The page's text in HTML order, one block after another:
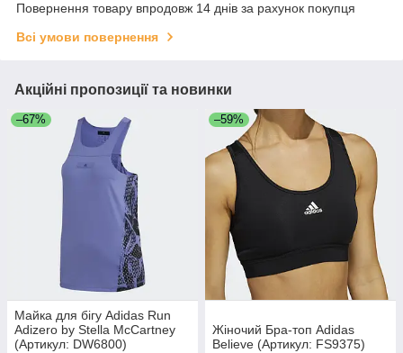
Повернення товару впродовж 14 днів за рахунок покупця
Всі умови повернення
Акційні пропозиції та новинки
–67%
Майка для бігу Adidas Run
Adizero by Stella McCartney
(Артикул: DW6800)
–59%
Жіночий Бра-топ Adidas
Believe (Артикул: FS9375)